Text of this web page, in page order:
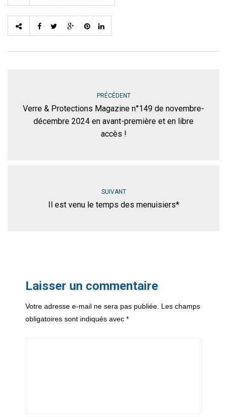
PRÉCÉDENT
Verre & Protections Magazine n°149 de novembre-
décembre 2024 en avant-première et en libre
accès !
SUIVANT
Il est venu le temps des menuisiers*
Laisser un commentaire
Votre adresse e-mail ne sera pas publiée. Les champs
obligatoires sont indiqués avec *